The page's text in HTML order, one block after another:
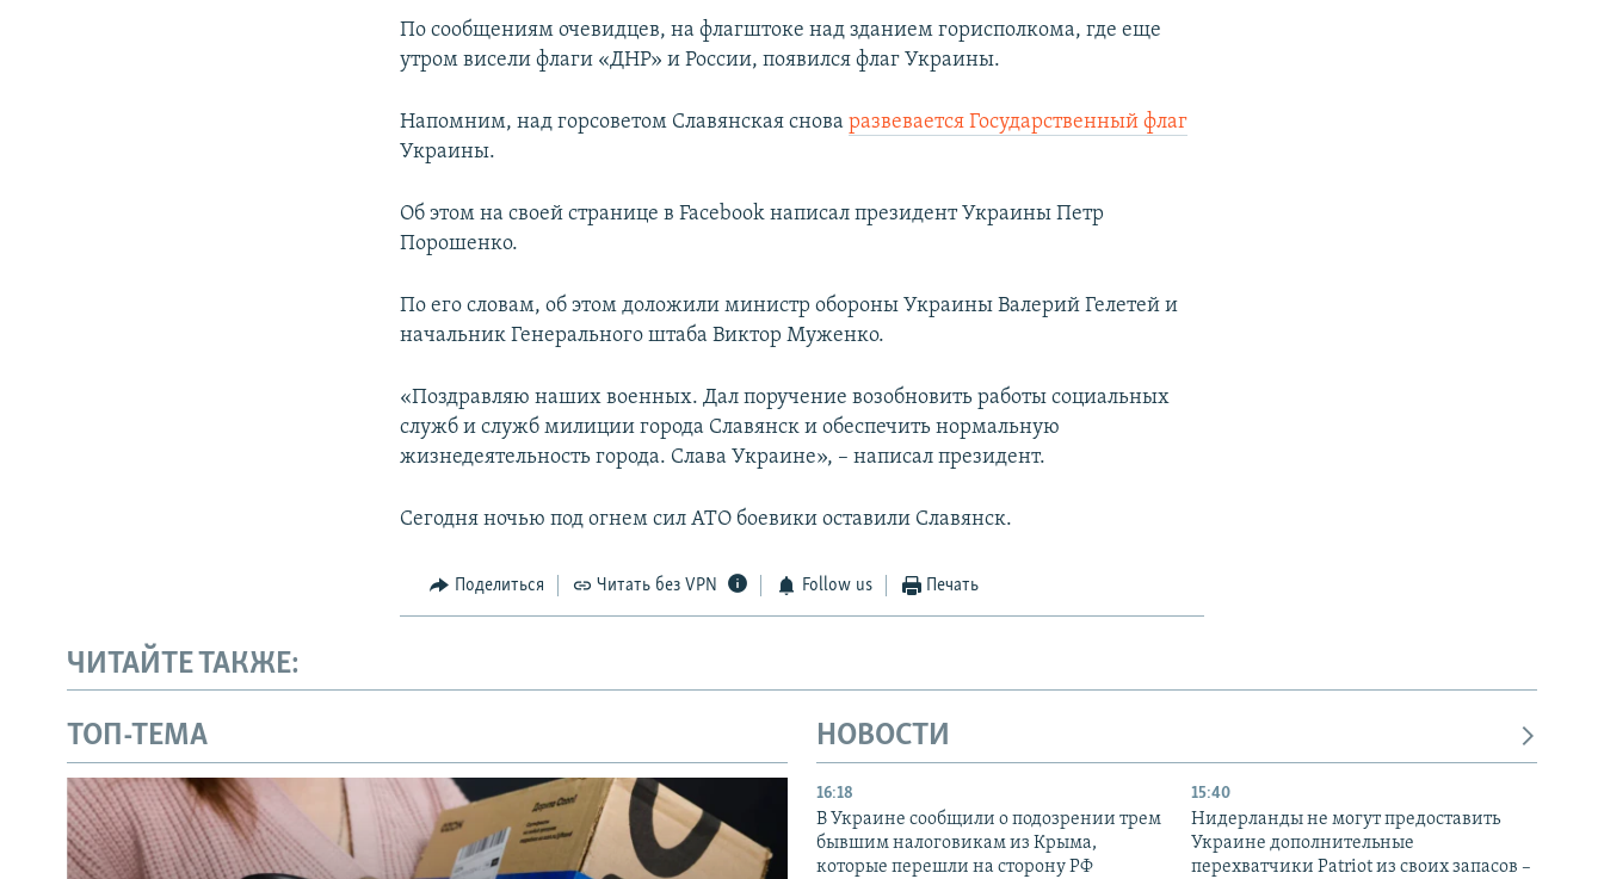
По сообщениям очевидцев, на флагштоке над зданием горисполкома, где еще
утром висели флаги «ДНР» и России, появился флаг Украины.
Напомним, над горсоветом Славянская сноваразвевается Государственный флаг
Украины.
Об этом на своей странице в Facebook написал президент Украины Петр
Порошенко.
По его словам, об этом доложили министр обороны Украины Валерий Гелетей и
начальник Генерального штаба Виктор Муженко.
«Поздравляю наших военных. Дал поручение возобновить работы социальных
служб и служб милиции города Славянск и обеспечить нормальную
жизнедеятельность города. Слава Украине», – написал президент.
Сегодня ночью под огнем сил АТО боевики оставили Славянск.
Поделиться Читать без VPN Follow us Печать
ЧИТАЙТЕ ТАКЖЕ:
ТОП-ТЕМА НОВОСТИ
16:18
В Украине сообщили о подозрении трем
бывшим налоговикам из Крыма,
которые перешли на сторону РФ
15:40
Нидерланды не могут предоставить
Украине дополнительные
перехватчики Patriot из своих запасов –